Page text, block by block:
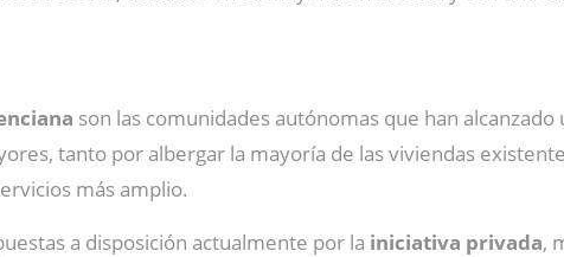
son las comunidades autónomas que han alcanzado
tanto por albergar la mayoría de las viviendas
más amplio.
a disposición actualmente por la iniciativa privada,